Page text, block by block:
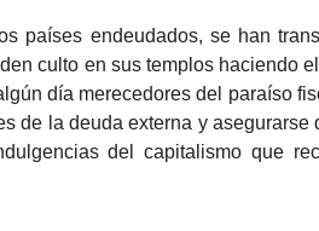
países endeudados, se han
culto en sus templos haciendo
día merecedores del paraíso
de la deuda externa y asegurarse
del capitalismo que